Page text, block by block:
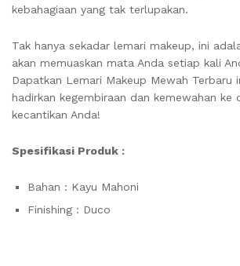
kebahagiaan yang tak terlupakan.
Tak hanya sekadar lemari makeup, ini
akan memuaskan mata Anda setiap kali
Dapatkan Lemari Makeup Mewah Terbaru
hadirkan kegembiraan dan kemewahan ke
kecantikan Anda!
Spesifikasi Produk :
Bahan : Kayu Mahoni
Finishing : Duco